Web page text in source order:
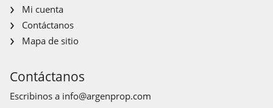
Mi cuenta
Contáctanos
Mapa de sitio
Contáctanos
Escribinos a info@argenprop.com